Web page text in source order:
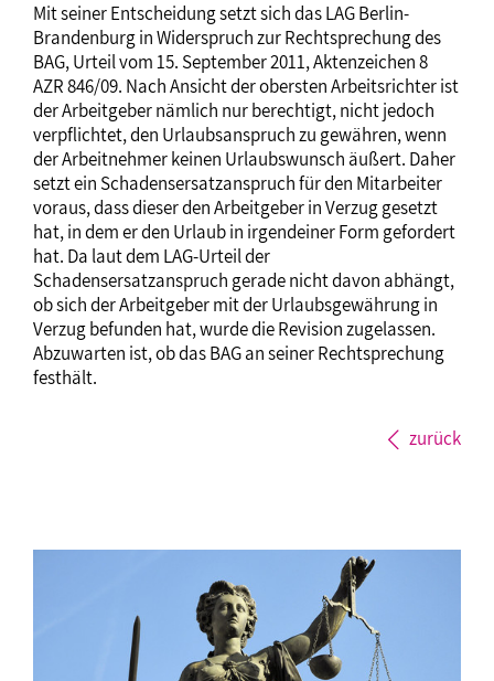
Mit seiner Entscheidung setzt sich das LAG Berlin-
Brandenburg in Widerspruch zur Rechtsprechung des
BAG, Urteil vom 15. September 2011, Aktenzeichen 8
AZR 846/09. Nach Ansicht der obersten Arbeitsrichter ist
der Arbeitgeber nämlich nur berechtigt, nicht jedoch
verpflichtet, den Urlaubsanspruch zu gewähren, wenn
der Arbeitnehmer keinen Urlaubswunsch äußert. Daher
setzt ein Schadensersatzanspruch für den Mitarbeiter
voraus, dass dieser den Arbeitgeber in Verzug gesetzt
hat, in dem er den Urlaub in irgendeiner Form gefordert
hat. Da laut dem LAG-Urteil der
Schadensersatzanspruch gerade nicht davon abhängt,
ob sich der Arbeitgeber mit der Urlaubsgewährung in
Verzug befunden hat, wurde die Revision zugelassen.
Abzuwarten ist, ob das BAG an seiner Rechtsprechung
festhält.
zurück